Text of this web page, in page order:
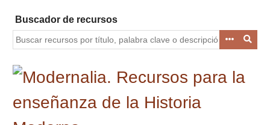
contenido
principal
Buscador de recursos